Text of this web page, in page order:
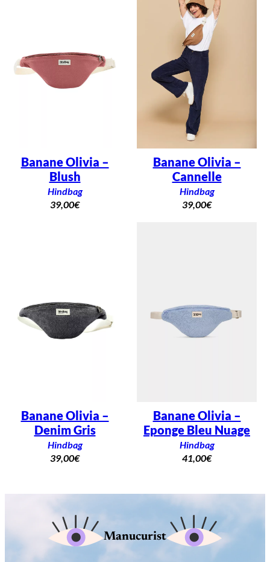
Banane Olivia –
Blush
Hindbag
39,00€
Banane Olivia –
Cannelle
Hindbag
39,00€
Banane Olivia –
Denim Gris
Hindbag
39,00€
Banane Olivia –
Eponge Bleu Nuage
Hindbag
41,00€
Manucurist